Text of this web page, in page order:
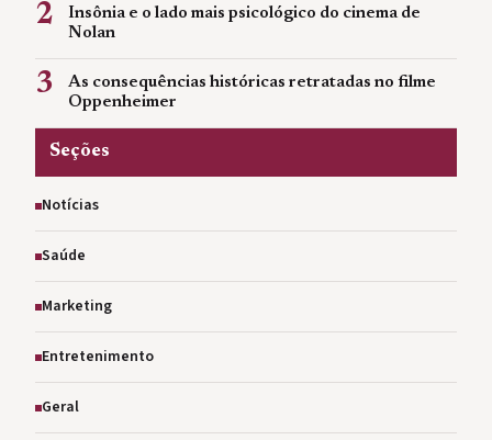
2
Insônia e o lado mais psicológico do cinema de
Nolan
3
As consequências históricas retratadas no filme
Oppenheimer
Seções
Notícias
Saúde
Marketing
Entretenimento
Geral